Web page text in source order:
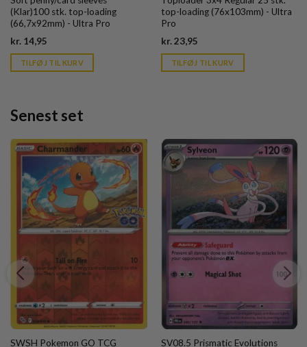
(Klar)100 stk. top-loading
(66,7x92mm) - Ultra Pro
kr. 14,95
is:
kr. 39,95.
TILFØJ TIL KURV
top-loading (76x103mm) - Ultra
Pro
kr.23,95Current
is:
kr. 39,95.
TILFØJ TIL KURV
Senest set
SWSH Pokemon GO TCG
SV08.5 Prismatic Evolutions